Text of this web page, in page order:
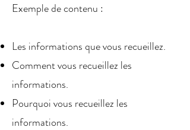
Exemple de contenu :
Les informations que vous recueillez.
Comment vous recueillez les
informations.
Pourquoi vous recueillez les
informations.